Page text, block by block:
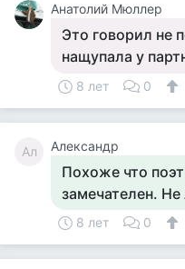
Анатолий Мюллер
Это говорил не
нащупала у
8 лет 0
Ал Александр
Похоже что
замечателен.
8 лет 0